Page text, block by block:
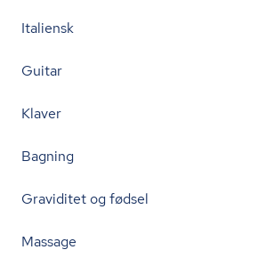
Italiensk
Guitar
Klaver
Bagning
Graviditet og fødsel
Massage